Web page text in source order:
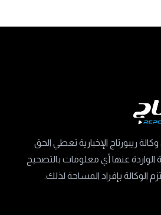
ريبورتاج الإخبارية تعطي الحق
الواردة عنها أي معلومات بالتصحيح
الوكالة بإفراد المساحة لذلك.